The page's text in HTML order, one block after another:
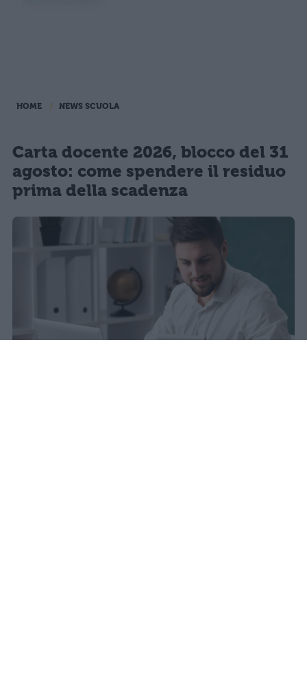
HOME NEWS SCUOLA
Carta docente 2026, blocco del 31
agosto: come spendere il residuo
prima della scadenza